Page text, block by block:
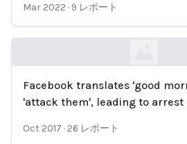
Mar 2022 · 9 レポート
Loading...
Facebook translates 'good
'attack them', leading to arrest
Oct 2017 · 26 レポート